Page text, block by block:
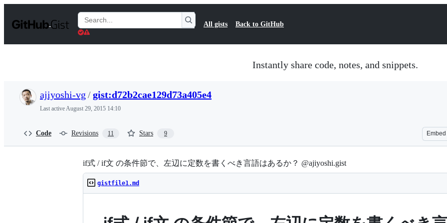
t
Search
Gists
All gists Back to GitHub
Instantly share code, notes, and snippets.
ajiyoshi-vg /gist:d72b2cae129d73a405e4
Last activeAugust 29, 2015 14:10
Code Revisions 11 Stars 9 Embed
if式 / if文 の条件節で、左辺に定数を書くべき言語はあるか？ @ajiyoshi.gist
gistfile1.md